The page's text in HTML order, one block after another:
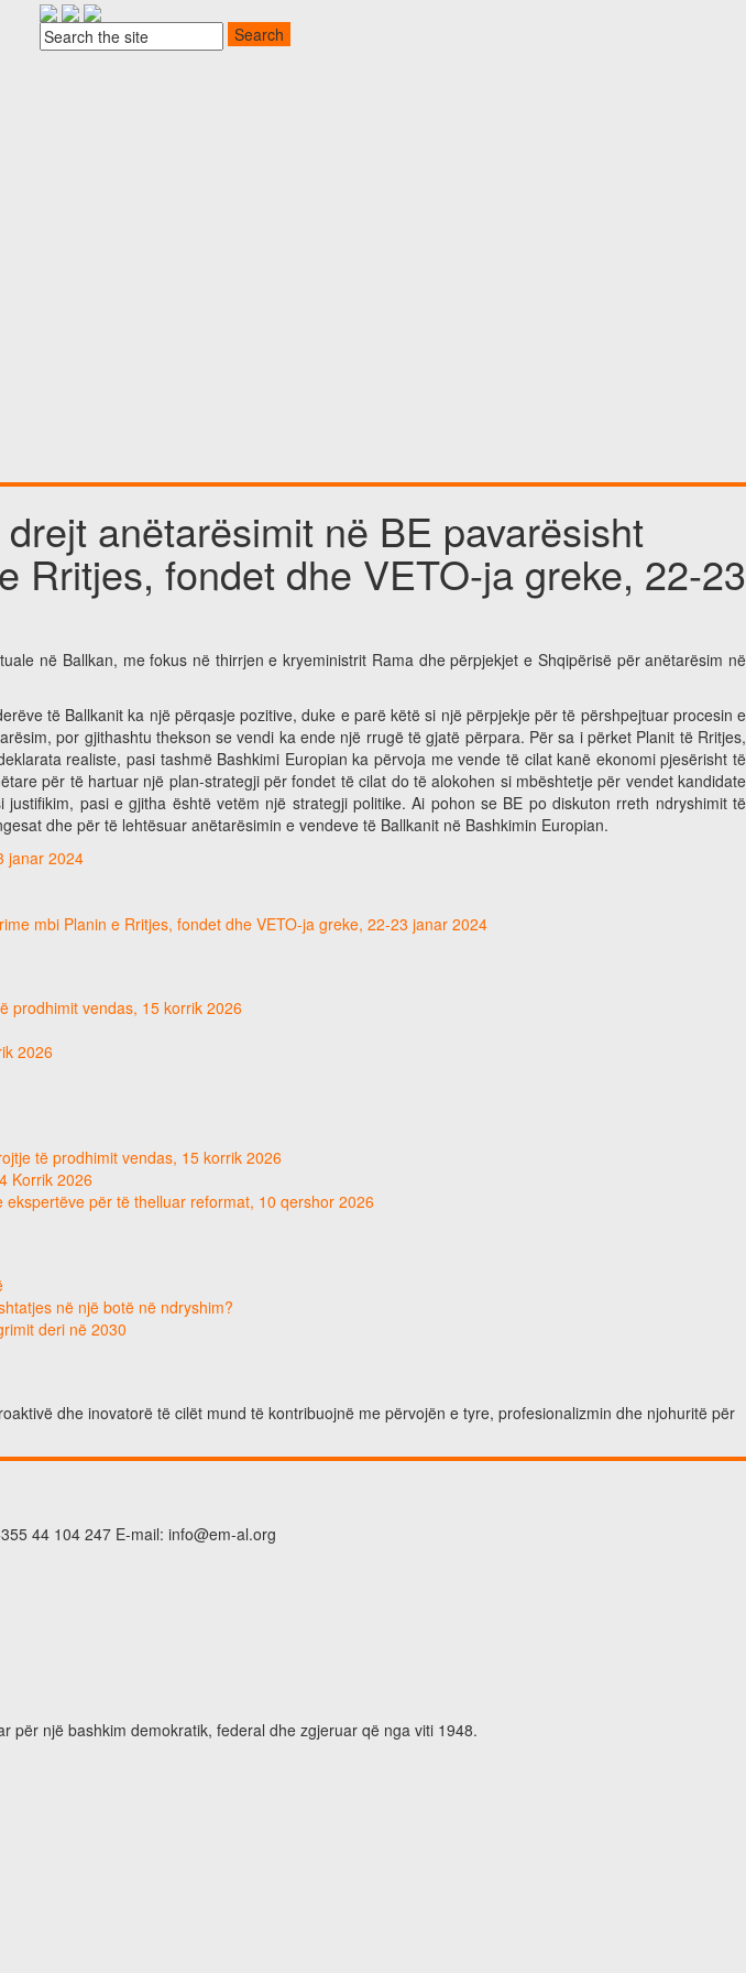
anëtarësimit në BE pavarësisht
Rritjes, fondet dhe VETO-ja greke, 22-23
në Ballkan, me fokus në thirrjen e kryeministrit Rama dhe përpjekjet e Shqipërisë për anëtarësim në
të Ballkanit ka një përqasje pozitive, duke e parë këtë si një përpjekje për të përshpejtuar procesin e
por gjithashtu thekson se vendi ka ende një rrugë të gjatë përpara. Për sa i përket Planit të Rritjes,
realiste, pasi tashmë Bashkimi Europian ka përvoja me vende të cilat kanë ekonomi pjesërisht të
për të hartuar një plan-strategji për fondet të cilat do të alokohen si mbështetje për vendet kandidate
pasi e gjitha është vetëm një strategji politike. Ai pohon se BE po diskuton rreth ndryshimit të
dhe për të lehtësuar anëtarësimin e vendeve të Ballkanit në Bashkimin Europian.
janar 2024
mbi Planin e Rritjes, fondet dhe VETO-ja greke, 22-23 janar 2024
prodhimit vendas, 15 korrik 2026
2026
të prodhimit vendas, 15 korrik 2026
Korrik 2026
për të thelluar reformat, 10 qershor 2026
në një botë në ndryshim?
deri në 2030
dhe inovatorë të cilët mund të kontribuojnë me përvojën e tyre, profesionalizmin dhe njohuritë për
44 104 247 E-mail: info@em-al.org
për një bashkim demokratik, federal dhe zgjeruar që nga viti 1948.